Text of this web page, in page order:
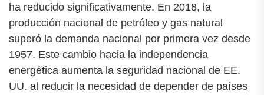
ha reducido significativamente. En 2018, la
producción nacional de petróleo y gas natural
superó la demanda nacional por primera vez desde
1957. Este cambio hacia la independencia
energética aumenta la seguridad nacional de EE.
UU. al reducir la necesidad de depender de países